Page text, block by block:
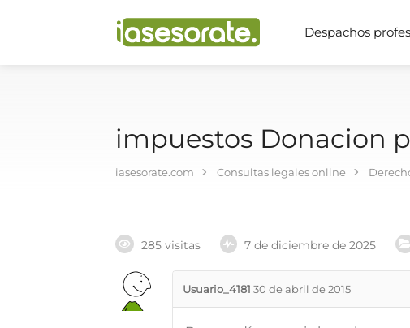
Despachos
impuestos Donacion
iasesorate.com Consultas legales online
285 visitas 7 de diciembre de 2025
Usuario_4181 30 de abril de 2015